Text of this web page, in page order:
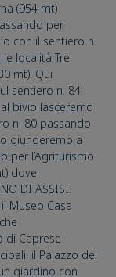
(954 mt)
per
con il sentiero n.
località Tre
mt). Qui
sentiero n. 84
bivio lasceremo
n. 80 passando
giungeremo a
per l’Agriturismo
dove
DI ASSISI.
Museo Casa
di Caprese
il Palazzo del
giardino con